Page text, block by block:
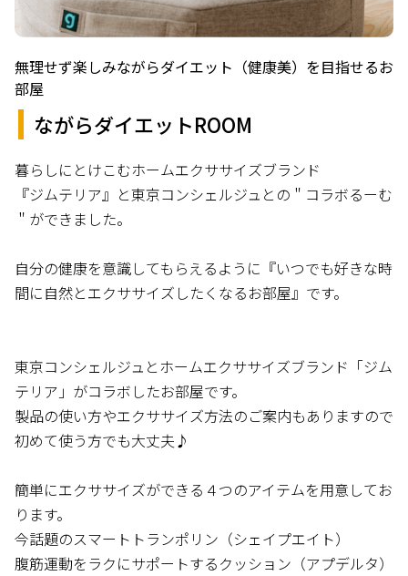
無理せず楽しみながらダイエット（健康美）を目指せるお
部屋
ながらダイエットROOM
暮らしにとけこむホームエクササイズブランド
『ジムテリア』と東京コンシェルジュとの＂コラボるーむ
＂ができました。
自分の健康を意識してもらえるように『いつでも好きな時
間に自然とエクササイズしたくなるお部屋』です。
東京コンシェルジュとホームエクササイズブランド「ジム
テリア」がコラボしたお部屋です。
製品の使い方やエクササイズ方法のご案内もありますので
初めて使う方でも大丈夫♪
簡単にエクササイズができる４つのアイテムを用意してお
ります。
今話題のスマートトランポリン（シェイプエイト）
腹筋運動をラクにサポートするクッション（アプデルタ）